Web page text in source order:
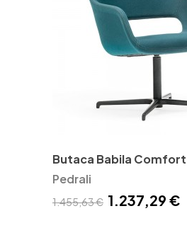
Butaca Babila
Pedrali
1.455,63 € 1.237,29 €